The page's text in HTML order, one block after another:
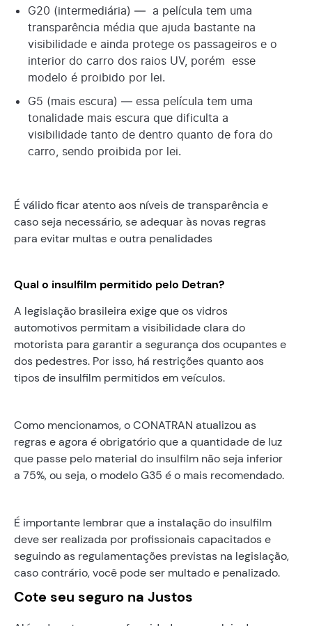
G20 (intermediária) — a película tem uma
transparência média que ajuda bastante na
visibilidade e ainda protege os passageiros e o
interior do carro dos raios UV, porém esse
modelo é proibido por lei.
G5 (mais escura) — essa película tem uma
tonalidade mais escura que dificulta a
visibilidade tanto de dentro quanto de fora do
carro, sendo proibida por lei.
É válido ficar atento aos níveis de transparência e
caso seja necessário, se adequar às novas regras
para evitar multas e outra penalidades
Qual o insulfilm permitido pelo Detran?
A legislação brasileira exige que os vidros
automotivos permitam a visibilidade clara do
motorista para garantir a segurança dos ocupantes e
dos pedestres. Por isso, há restrições quanto aos
tipos de insulfilm permitidos em veículos.
Como mencionamos, o CONATRAN atualizou as
regras e agora é obrigatório que a quantidade de luz
que passe pelo material do insulfilm não seja inferior
a 75%, ou seja, o modelo G35 é o mais recomendado.
É importante lembrar que a instalação do insulfilm
deve ser realizada por profissionais capacitados e
seguindo as regulamentações previstas na legislação,
caso contrário, você pode ser multado e penalizado.
Cote seu seguro na Justos